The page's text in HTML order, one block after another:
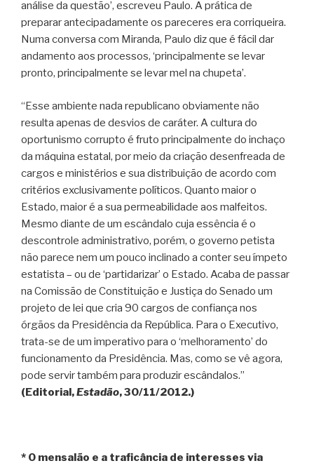
análise da questão’, escreveu Paulo. A prática de
preparar antecipadamente os pareceres era corriqueira.
Numa conversa com Miranda, Paulo diz que é fácil dar
andamento aos processos, ‘principalmente se levar
pronto, principalmente se levar mel na chupeta’.
“Esse ambiente nada republicano obviamente não
resulta apenas de desvios de caráter. A cultura do
oportunismo corrupto é fruto principalmente do inchaço
da máquina estatal, por meio da criação desenfreada de
cargos e ministérios e sua distribuição de acordo com
critérios exclusivamente políticos. Quanto maior o
Estado, maior é a sua permeabilidade aos malfeitos.
Mesmo diante de um escândalo cuja essência é o
descontrole administrativo, porém, o governo petista
não parece nem um pouco inclinado a conter seu ímpeto
estatista – ou de ‘partidarizar’ o Estado. Acaba de passar
na Comissão de Constituição e Justiça do Senado um
projeto de lei que cria 90 cargos de confiança nos
órgãos da Presidência da República. Para o Executivo,
trata-se de um imperativo para o ‘melhoramento’ do
funcionamento da Presidência. Mas, como se vê agora,
pode servir também para produzir escândalos.”
(Editorial,Estadão, 30/11/2012.)
* O mensalão e a traficância de interesses via